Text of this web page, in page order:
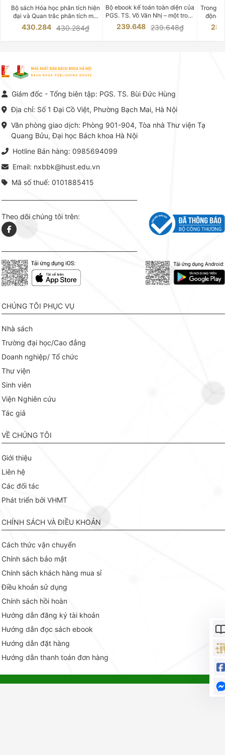
Bộ sách Hóa học phân tích hiện
đại và Quan trắc phân tích môi
trường của Cố Giáo sư, Tiến sĩ
Phạm Luận là một trong những
vực Hóa học phân tích tại Việt
Nam hiện nay. Bộ sách mang
đến một hệ thống tri thức hoàn
thuật thực hành -> Ứng dụng
chuyên ngành, được NXB Bách
khoa Hà Nội ấn hành cả hai
phiên bản sách giấy và điện tử.
430.284 430.284₫
CHUYÊN SÂU
Bộ ebook kế toán toàn diện của
PGS. TS. Võ Văn Nhị – một trong
những chuyên gia hàng đầu,
giàu kinh nghiệm trong lĩnh vực
239.648 239.648₫
Trong
động
việc
tế và
tín trong
lý. Các
Giám đốc - Tổng biên tập: PGS. TS. Bùi Đức Hùng
Địa chỉ: Số 1 Đại Cồ Việt, Phường Bạch Mai, Hà Nội
Văn phòng giao dịch: Phòng 901-904, Tòa nhà Thư viện Tạ
Quang Bửu, Đại học Bách khoa Hà Nội
Hotline Bán hàng: 0985694099
Email: nxbbk@hust.edu.vn
Mã số thuế: 0101885415
Theo dõi chúng tôi trên:
CHÚNG TÔI PHỤC VỤ
Nhà sách
Trường đại học/Cao đẳng
Doanh nghiệp/ Tổ chức
Thư viện
Sinh viên
Viện Nghiên cứu
Tác giả
VỀ CHÚNG TÔI
Giới thiệu
Liên hệ
Các đối tác
Phát triển bởi VHMT
CHÍNH SÁCH VÀ ĐIỀU KHOẢN
Cách thức vận chuyển
Chính sách bảo mật
Chính sách khách hàng mua sỉ
Điều khoản sử dụng
Chính sách hồi hoàn
Hướng dẫn đăng ký tài khoản
Hướng dẫn đọc sách ebook
Hướng dẫn đặt hàng
Hướng dẫn thanh toán đơn hàng